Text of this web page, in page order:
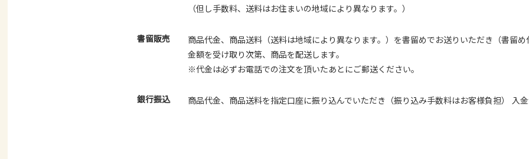
（但し手数料、送料はお住まいの地域により異なります。）
書留販売
商品代金、商品送料（送料は地域により異なります。）を書留めでお送りいただき（書留め
金額を受け取り次第、商品を配送します。
※代金は必ずお電話での注文を頂いたあとにご郵送ください。
銀行振込 商品代金、商品送料を指定口座に振り込んでいただき（振り込み手数料はお客様負担） 入